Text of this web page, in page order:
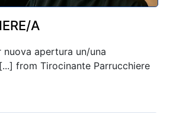
A
nuova apertura un/una
from Tirocinante Parrucchiere